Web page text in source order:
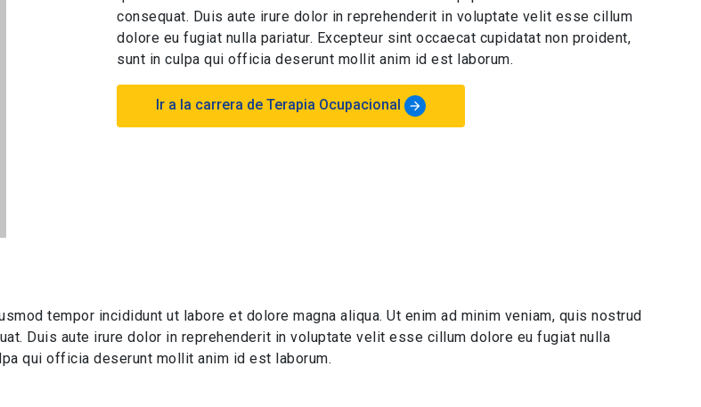
consequat. Duis aute irure dolor in reprehenderit in voluptate velit esse cillum
dolore eu fugiat nulla pariatur. Excepteur sint occaecat cupidatat non proident,
sunt in culpa qui officia deserunt mollit anim id est laborum.
Ir a la carrera de Terapia Ocupacional arrow_forward
tempor incididunt ut labore et dolore magna aliqua. Ut enim ad minim veniam, quis nostrud
Duis aute irure dolor in reprehenderit in voluptate velit esse cillum dolore eu fugiat nulla
qui officia deserunt mollit anim id est laborum.